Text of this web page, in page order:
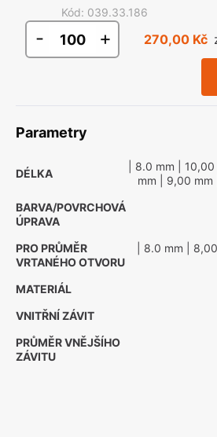
Kód: 039.33.186
- + 270,00 Kč
Parametry
DÉLKA
| 8.0 mm | 10,00
mm | 9,00 mm
BARVA/POVRCHOVÁ
ÚPRAVA
PRO PRŮMĚR
VRTANÉHO OTVORU
| 8.0 mm |
MATERIÁL
VNITŘNÍ ZÁVIT
PRŮMĚR VNĚJŠÍHO
ZÁVITU